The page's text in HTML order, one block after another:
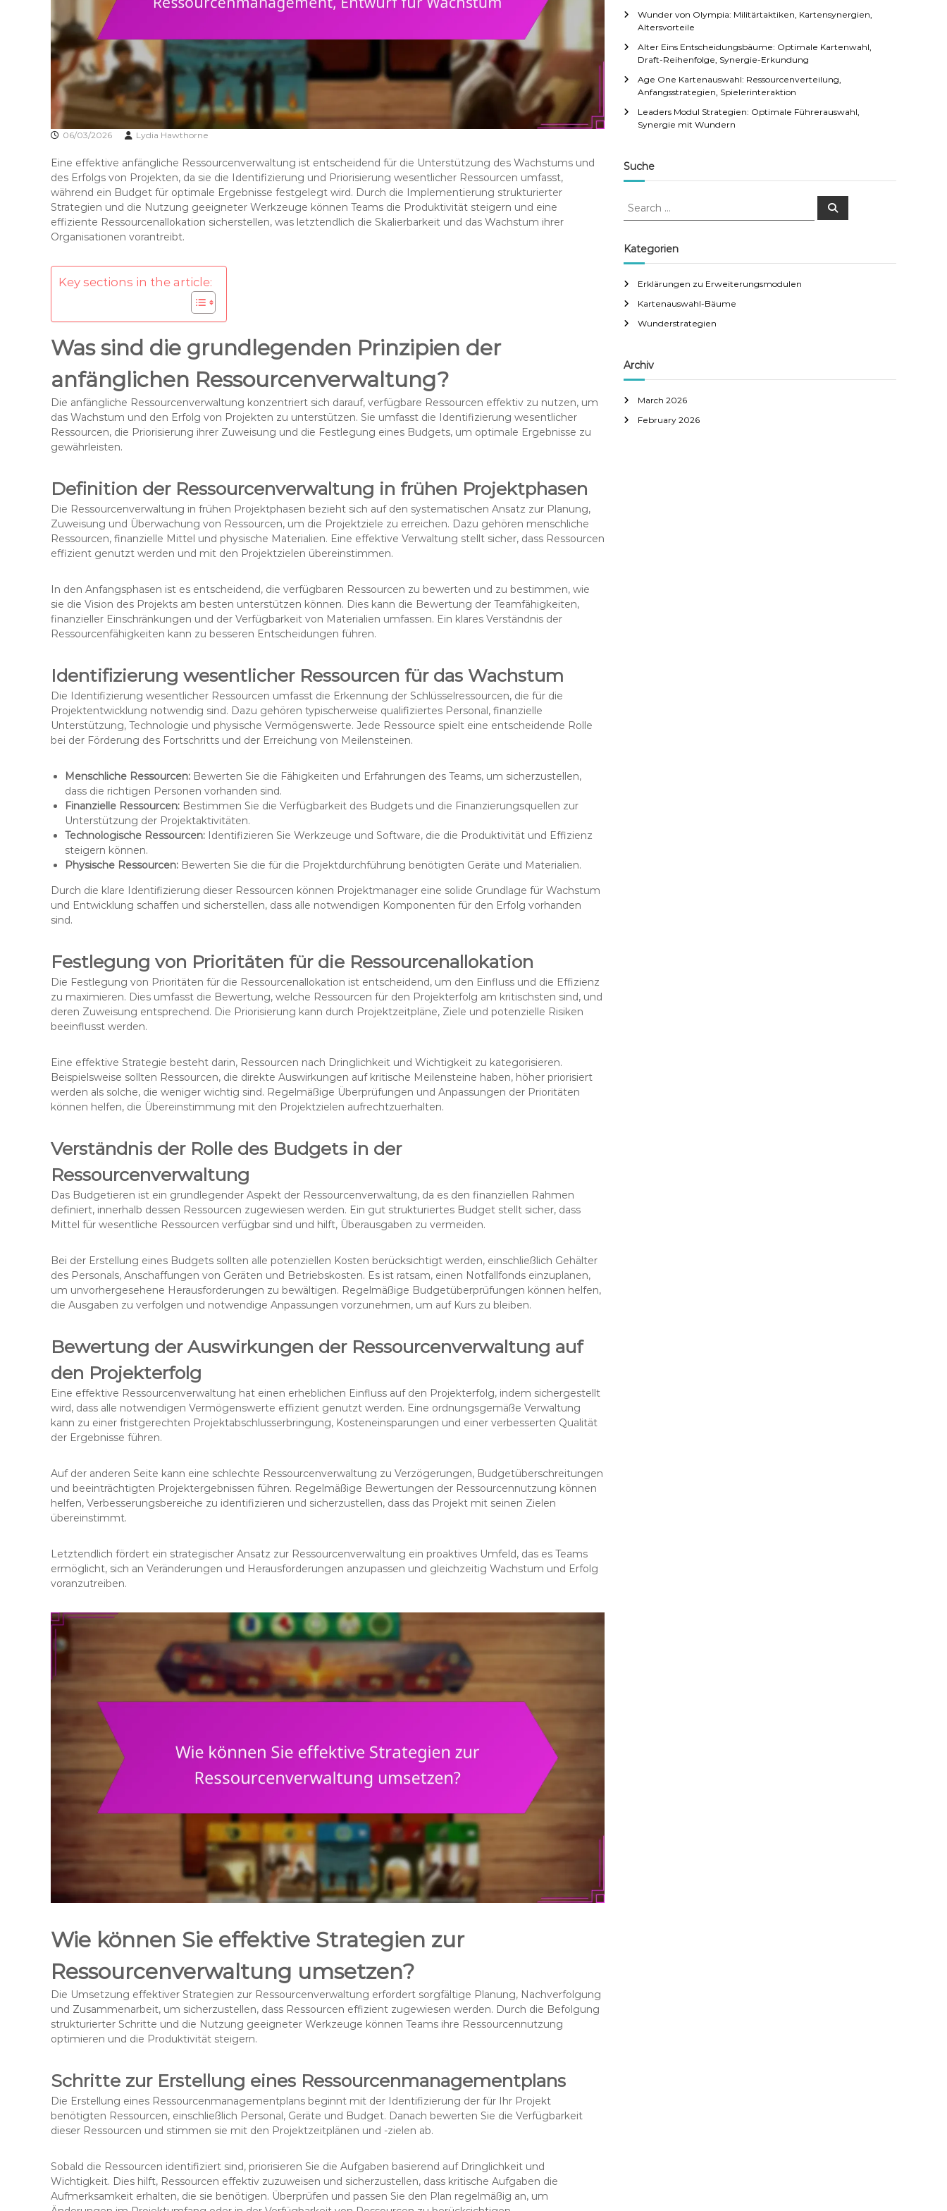
06/03/2026 Lydia Hawthorne
Eine effektive anfängliche Ressourcenverwaltung ist entscheidend für die Unterstützung des Wachstums und
des Erfolgs von Projekten, da sie die Identifizierung und Priorisierung wesentlicher Ressourcen umfasst,
während ein Budget für optimale Ergebnisse festgelegt wird. Durch die Implementierung strukturierter
Strategien und die Nutzung geeigneter Werkzeuge können Teams die Produktivität steigern und eine
effiziente Ressourcenallokation sicherstellen, was letztendlich die Skalierbarkeit und das Wachstum ihrer
Organisationen vorantreibt.
Key sections in the article:
Was sind die grundlegenden Prinzipien der
anfänglichen Ressourcenverwaltung?
Die anfängliche Ressourcenverwaltung konzentriert sich darauf, verfügbare Ressourcen effektiv zu nutzen, um
das Wachstum und den Erfolg von Projekten zu unterstützen. Sie umfasst die Identifizierung wesentlicher
Ressourcen, die Priorisierung ihrer Zuweisung und die Festlegung eines Budgets, um optimale Ergebnisse zu
gewährleisten.
Definition der Ressourcenverwaltung in frühen Projektphasen
Die Ressourcenverwaltung in frühen Projektphasen bezieht sich auf den systematischen Ansatz zur Planung,
Zuweisung und Überwachung von Ressourcen, um die Projektziele zu erreichen. Dazu gehören menschliche
Ressourcen, finanzielle Mittel und physische Materialien. Eine effektive Verwaltung stellt sicher, dass Ressourcen
effizient genutzt werden und mit den Projektzielen übereinstimmen.
In den Anfangsphasen ist es entscheidend, die verfügbaren Ressourcen zu bewerten und zu bestimmen, wie
sie die Vision des Projekts am besten unterstützen können. Dies kann die Bewertung der Teamfähigkeiten,
finanzieller Einschränkungen und der Verfügbarkeit von Materialien umfassen. Ein klares Verständnis der
Ressourcenfähigkeiten kann zu besseren Entscheidungen führen.
Identifizierung wesentlicher Ressourcen für das Wachstum
Die Identifizierung wesentlicher Ressourcen umfasst die Erkennung der Schlüsselressourcen, die für die
Projektentwicklung notwendig sind. Dazu gehören typischerweise qualifiziertes Personal, finanzielle
Unterstützung, Technologie und physische Vermögenswerte. Jede Ressource spielt eine entscheidende Rolle
bei der Förderung des Fortschritts und der Erreichung von Meilensteinen.
Menschliche Ressourcen: Bewerten Sie die Fähigkeiten und Erfahrungen des Teams, um sicherzustellen,
dass die richtigen Personen vorhanden sind.
Finanzielle Ressourcen: Bestimmen Sie die Verfügbarkeit des Budgets und die Finanzierungsquellen zur
Unterstützung der Projektaktivitäten.
Technologische Ressourcen: Identifizieren Sie Werkzeuge und Software, die die Produktivität und Effizienz
steigern können.
Physische Ressourcen: Bewerten Sie die für die Projektdurchführung benötigten Geräte und Materialien.
Durch die klare Identifizierung dieser Ressourcen können Projektmanager eine solide Grundlage für Wachstum
und Entwicklung schaffen und sicherstellen, dass alle notwendigen Komponenten für den Erfolg vorhanden
sind.
Festlegung von Prioritäten für die Ressourcenallokation
Die Festlegung von Prioritäten für die Ressourcenallokation ist entscheidend, um den Einfluss und die Effizienz
zu maximieren. Dies umfasst die Bewertung, welche Ressourcen für den Projekterfolg am kritischsten sind, und
deren Zuweisung entsprechend. Die Priorisierung kann durch Projektzeitpläne, Ziele und potenzielle Risiken
beeinflusst werden.
Eine effektive Strategie besteht darin, Ressourcen nach Dringlichkeit und Wichtigkeit zu kategorisieren.
Beispielsweise sollten Ressourcen, die direkte Auswirkungen auf kritische Meilensteine haben, höher priorisiert
werden als solche, die weniger wichtig sind. Regelmäßige Überprüfungen und Anpassungen der Prioritäten
können helfen, die Übereinstimmung mit den Projektzielen aufrechtzuerhalten.
Verständnis der Rolle des Budgets in der
Ressourcenverwaltung
Das Budgetieren ist ein grundlegender Aspekt der Ressourcenverwaltung, da es den finanziellen Rahmen
definiert, innerhalb dessen Ressourcen zugewiesen werden. Ein gut strukturiertes Budget stellt sicher, dass
Mittel für wesentliche Ressourcen verfügbar sind und hilft, Überausgaben zu vermeiden.
Bei der Erstellung eines Budgets sollten alle potenziellen Kosten berücksichtigt werden, einschließlich Gehälter
des Personals, Anschaffungen von Geräten und Betriebskosten. Es ist ratsam, einen Notfallfonds einzuplanen,
um unvorhergesehene Herausforderungen zu bewältigen. Regelmäßige Budgetüberprüfungen können helfen,
die Ausgaben zu verfolgen und notwendige Anpassungen vorzunehmen, um auf Kurs zu bleiben.
Bewertung der Auswirkungen der Ressourcenverwaltung auf
den Projekterfolg
Eine effektive Ressourcenverwaltung hat einen erheblichen Einfluss auf den Projekterfolg, indem sichergestellt
wird, dass alle notwendigen Vermögenswerte effizient genutzt werden. Eine ordnungsgemäße Verwaltung
kann zu einer fristgerechten Projektabschlusserbringung, Kosteneinsparungen und einer verbesserten Qualität
der Ergebnisse führen.
Auf der anderen Seite kann eine schlechte Ressourcenverwaltung zu Verzögerungen, Budgetüberschreitungen
und beeinträchtigten Projektergebnissen führen. Regelmäßige Bewertungen der Ressourcennutzung können
helfen, Verbesserungsbereiche zu identifizieren und sicherzustellen, dass das Projekt mit seinen Zielen
übereinstimmt.
Letztendlich fördert ein strategischer Ansatz zur Ressourcenverwaltung ein proaktives Umfeld, das es Teams
ermöglicht, sich an Veränderungen und Herausforderungen anzupassen und gleichzeitig Wachstum und Erfolg
voranzutreiben.
Wie können Sie effektive Strategien zur
Ressourcenverwaltung umsetzen?
Die Umsetzung effektiver Strategien zur Ressourcenverwaltung erfordert sorgfältige Planung, Nachverfolgung
und Zusammenarbeit, um sicherzustellen, dass Ressourcen effizient zugewiesen werden. Durch die Befolgung
strukturierter Schritte und die Nutzung geeigneter Werkzeuge können Teams ihre Ressourcennutzung
optimieren und die Produktivität steigern.
Schritte zur Erstellung eines Ressourcenmanagementplans
Die Erstellung eines Ressourcenmanagementplans beginnt mit der Identifizierung der für Ihr Projekt
benötigten Ressourcen, einschließlich Personal, Geräte und Budget. Danach bewerten Sie die Verfügbarkeit
dieser Ressourcen und stimmen sie mit den Projektzeitplänen und -zielen ab.
Sobald die Ressourcen identifiziert sind, priorisieren Sie die Aufgaben basierend auf Dringlichkeit und
Wichtigkeit. Dies hilft, Ressourcen effektiv zuzuweisen und sicherzustellen, dass kritische Aufgaben die
Aufmerksamkeit erhalten, die sie benötigen. Überprüfen und passen Sie den Plan regelmäßig an, um
Wunder von Olympia: Militärtaktiken, Kartensynergien,
Altersvorteile
Alter Eins Entscheidungsbäume: Optimale Kartenwahl,
Draft-Reihenfolge, Synergie-Erkundung
Age One Kartenauswahl: Ressourcenverteilung,
Anfangsstrategien, Spielerinteraktion
Leaders Modul Strategien: Optimale Führerauswahl,
Synergie mit Wundern
Suche
S
r
c
f
o
r
S
Kategorien
Erklärungen zu Erweiterungsmodulen
Kartenauswahl-Bäume
Wunderstrategien
Archiv
March 2026
February 2026